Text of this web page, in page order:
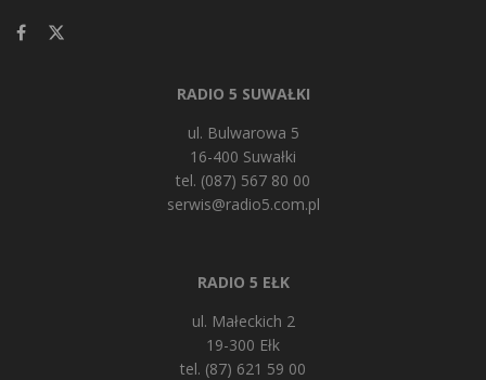
RADIO 5 SUWAŁKI
ul. Bulwarowa 5
16-400 Suwałki
tel. (087) 567 80 00
serwis@radio5.com.pl
RADIO 5 EŁK
ul. Małeckich 2
19-300 Ełk
tel. (87) 621 59 00